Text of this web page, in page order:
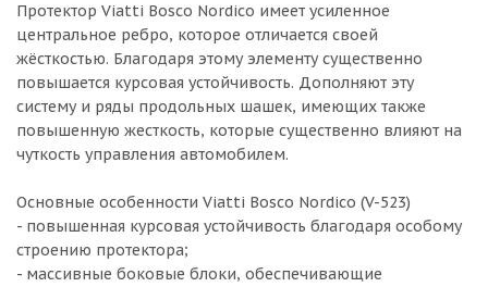
Протектор Viatti Bosco Nordico имеет усиленное
центральное ребро, которое отличается своей
жёсткостью. Благодаря этому элементу существенно
повышается курсовая устойчивость. Дополняют эту
систему и ряды продольных шашек, имеющих также
повышенную жесткость, которые существенно влияют на
чуткость управления автомобилем.
Основные особенности Viatti Bosco Nordico (V-523)
- повышенная курсовая устойчивость благодаря особому
строению протектора;
- массивные боковые блоки, обеспечивающие